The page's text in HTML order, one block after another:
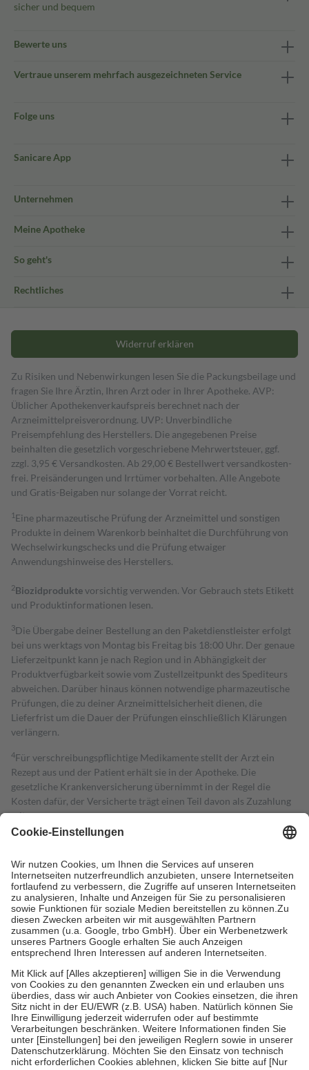
sicher und bequem
Bewerte uns
Vertraue unserem mehrfach ausgezeichneten Service
Folge uns
Sanicare App
Unternehmen
Meine Apotheke
So geht's
Rechtliches
Widerruf erklären
Zu Risiken und Nebenwirkungen lesen Sie die Packungsbeilage und
fragen Sie Ihre Ärztin, Ihren Arzt oder in Ihrer Apotheke. AVP:
Üblicher Apothekenverkaufspreis berechnet nach der
Arzneimittelpreisverordnung. UVP: Unverbindliche
Preisempfehlung des Herstellers. Die angegebenen Preise
beinhalten die gesetzlich vorgeschriebene Mehrwertsteuer, ggf.
zzgl. 3,95 € Versandkosten. Ab 29,00 € Bestell­wert versand­kosten­
frei. Preisänderungen und Irrtümer vorbehalten. Alle Angebote
und Gratis-Beigaben nur solange der Vorrat reicht.
1 Eine pharmazeutische Prüfung der Arzneimittel und sonstigen
Produkte in deinem Warenkorb beinhaltet die Durchführung von
Wechselwirkungschecks und die Prüfung etwaiger
Anwendungshinweise des Herstellers.
2Biozidproduktevorsichtig verwenden. Vor Gebrauch stets Etikett
und Produktinformationen lesen.
3Die Übergabe deiner Bestellung an den Paketdienstleister erfolgt
bei uns werktags von Montag bis Freitag bis 18:00 Uhr. Der genaue
Lieferzeitpunkt kann je nach Region und in Abhängigkeit der
Produktverfügbarkeit sowie vom Zustellzeitpunkt des Spediteurs
abweichen. Darüber hinaus können notwendige pharmazeutische
Prüfungen, die zu deiner Arzneimittelsicherheit dienen, die
Lieferfrist um die Dauer der Prüfungen einschließlich Klärungen
verlängern.
4Für verschreibungspflichtige Medikamente stellt der Arzt ein
Rezept aus und der Patient erhält sie in der Apotheke. Die
gesetzliche Krankenversicherung übernimmt in der Regel die
Kosten dafür, der Versicherte trägt einen Teil davon als Zuzahlung
mit.
Grundsätzlich leisten Mitglieder Zuzahlungen in Höhe von zehn
höchstens zehn Euro.
Es sind jedoch nie mehr als die tatsächlichen
Kosten der Leistung zu entrichten.
Diese Regeln gelten grundsätzlich auch für Online-Apotheken.
Bei Heilmitteln und häuslicher Krankenpflege beträgt die
Zuzahlung zehn Prozent der Kosten sowie zehn Euro je
Verordnung.
Um das Engagement der Versicherten für ihre eigene Gesundheit zu
stärken und die besondere Stellung der Familie zu unterstützen,
fallenkeine Zuzahlungenan bei:
• Kindern und Jugendlichen bis zum vollendeten 18. Lebensjahr
mit Ausnahme der Fahrkosten
• Untersuchungen zur Vorsorge und Früherkennung, die von der
GKV getragen werden
• empfohlenen Schutzimpfungen
• Harn- und Blutteststreifen